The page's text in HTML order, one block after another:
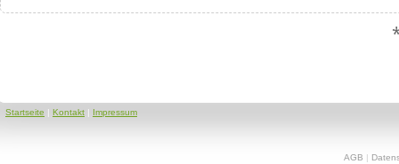
Startseite | Kontakt | Impressum
AGB |